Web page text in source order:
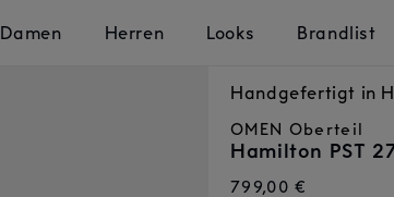
Damen Herren Looks Brandlist
Handgefertigt in
OMEN Oberteil
Hamilton PST
Normaler
799,00 €